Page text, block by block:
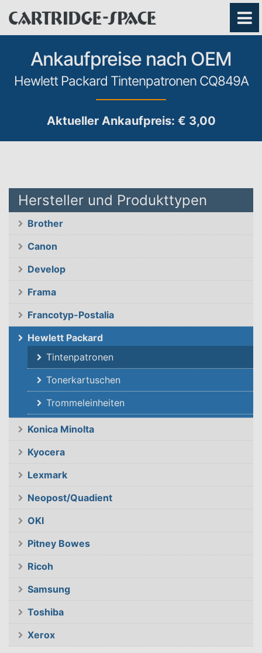
Ankaufpreise nach OEM
Hewlett Packard Tintenpatronen CQ849A
Aktueller Ankaufpreis: € 3,00
Hersteller und Produkttypen
Brother
Canon
Develop
Frama
Francotyp-Postalia
Hewlett Packard
Tintenpatronen
Tonerkartuschen
Trommeleinheiten
Konica Minolta
Kyocera
Lexmark
Neopost/Quadient
OKI
Pitney Bowes
Ricoh
Samsung
Toshiba
Xerox